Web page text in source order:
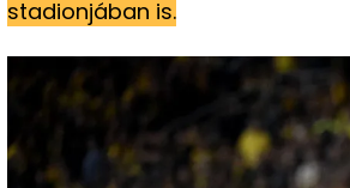
stadionjában is.